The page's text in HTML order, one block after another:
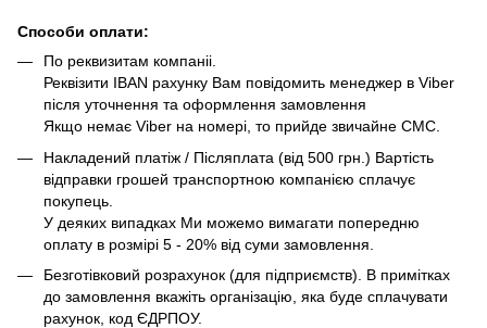
Способи оплати:
По реквизитам компаніі.
Реквізити IBAN рахунку Вам повідомить менеджер в Viber
після уточнення та оформлення замовлення
Якщо немає Viber на номері, то прийде звичайне СМС.
Накладений платіж / Післяплата (від 500 грн.) Вартість
відправки грошей транспортною компанією сплачує
покупець.
У деяких випадках Ми можемо вимагати попередню
оплату в розмірі 5 - 20% від суми замовлення.
Безготівковий розрахунок (для підприємств). В примітках
до замовлення вкажіть організацію, яка буде сплачувати
рахунок, код ЄДРПОУ.